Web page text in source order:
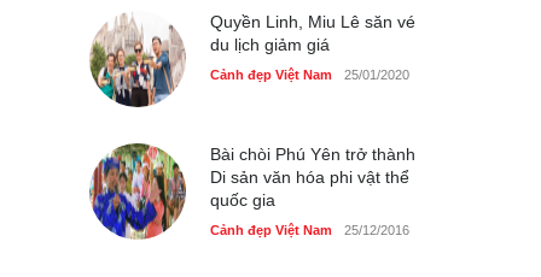
Quyền Linh, Miu Lê săn vé
du lịch giảm giá
Cảnh đẹp Việt Nam 25/01/2020
Bài chòi Phú Yên trở thành
Di sản văn hóa phi vật thể
quốc gia
Cảnh đẹp Việt Nam 25/12/2016